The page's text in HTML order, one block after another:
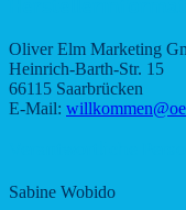
Oliver Elm Marketing
Heinrich-Barth-Str. 15
66115 Saarbrücken
E-Mail:
Sabine Wobido